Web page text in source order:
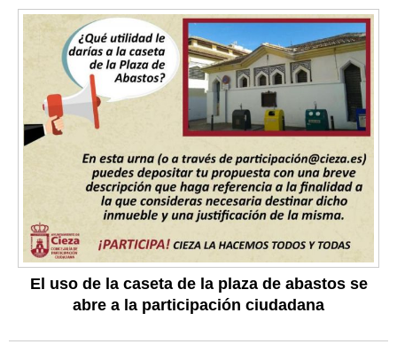
El uso de la caseta de la plaza de abastos se
abre a la participación ciudadana